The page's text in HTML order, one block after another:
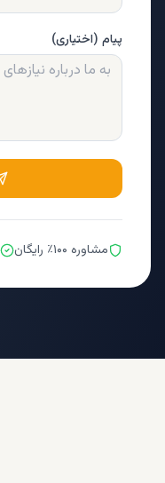
پیام (اختیاری)
مشاوره ۱۰۰٪ رایگان